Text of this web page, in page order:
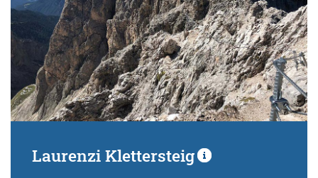
Laurenzi Klettersteig